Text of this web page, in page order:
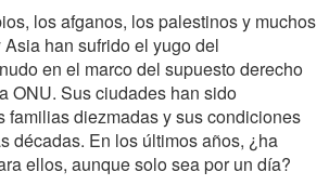
los afganos, los palestinos y muchos
han sufrido el yugo del
en el marco del supuesto derecho
ONU. Sus ciudades han sido
familias diezmadas y sus condiciones
décadas. En los últimos años, ¿ha
ellos, aunque solo sea por un día?